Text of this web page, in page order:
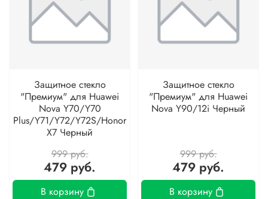
Защитное стекло
"Премиум" для Huawei
Nova Y70/Y70
Plus/Y71/Y72/Y72S/Honor
X7 Черный
999 руб.
479 руб.
В корзину
Защитное стекло
"Премиум" для Huawei
Nova Y90/12i Черный
999 руб.
479 руб.
В корзину